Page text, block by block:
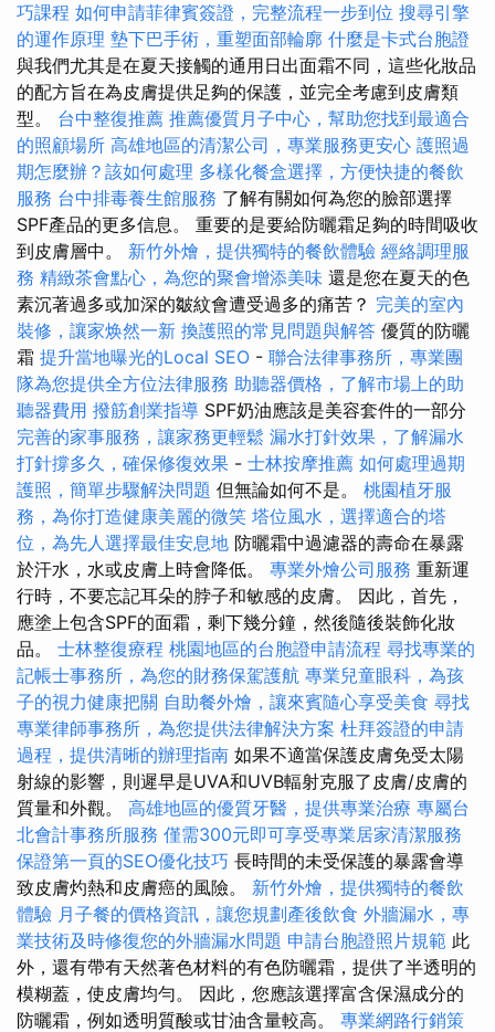
巧課程 如何申請菲律賓簽證，完整流程一步到位 搜尋引擎
的運作原理 墊下巴手術，重塑面部輪廓 什麼是卡式台胞證
與我們尤其是在夏天接觸的通用日出面霜不同，這些化妝品
的配方旨在為皮膚提供足夠的保護，並完全考慮到皮膚類
型。 台中整復推薦 推薦優質月子中心，幫助您找到最適合
的照顧場所 高雄地區的清潔公司，專業服務更安心 護照過
期怎麼辦？該如何處理 多樣化餐盒選擇，方便快捷的餐飲
服務 台中排毒養生館服務 了解有關如何為您的臉部選擇
SPF產品的更多信息。 重要的是要給防曬霜足夠的時間吸收
到皮膚層中。 新竹外燴，提供獨特的餐飲體驗 經絡調理服
務 精緻茶會點心，為您的聚會增添美味 還是您在夏天的色
素沉著過多或加深的皺紋會遭受過多的痛苦？ 完美的室內
裝修，讓家焕然一新 換護照的常見問題與解答 優質的防曬
霜 提升當地曝光的Local SEO - 聯合法律事務所，專業團
隊為您提供全方位法律服務 助聽器價格，了解市場上的助
聽器費用 撥筋創業指導 SPF奶油應該是美容套件的一部分
完善的家事服務，讓家務更輕鬆 漏水打針效果，了解漏水
打針撐多久，確保修復效果 - 士林按摩推薦 如何處理過期
護照，簡單步驟解決問題 但無論如何不是。 桃園植牙服
務，為你打造健康美麗的微笑 塔位風水，選擇適合的塔
位，為先人選擇最佳安息地 防曬霜中過濾器的壽命在暴露
於汗水，水或皮膚上時會降低。 專業外燴公司服務 重新運
行時，不要忘記耳朵的脖子和敏感的皮膚。 因此，首先，
應塗上包含SPF的面霜，剩下幾分鐘，然後隨後裝飾化妝
品。 士林整復療程 桃園地區的台胞證申請流程 尋找專業的
記帳士事務所，為您的財務保駕護航 專業兒童眼科，為孩
子的視力健康把關 自助餐外燴，讓來賓隨心享受美食 尋找
專業律師事務所，為您提供法律解決方案 杜拜簽證的申請
過程，提供清晰的辦理指南 如果不適當保護皮膚免受太陽
射線的影響，則遲早是UVA和UVB輻射克服了皮膚/皮膚的
質量和外觀。 高雄地區的優質牙醫，提供專業治療 專屬台
北會計事務所服務 僅需300元即可享受專業居家清潔服務
保證第一頁的SEO優化技巧 長時間的未受保護的暴露會導
致皮膚灼熱和皮膚癌的風險。 新竹外燴，提供獨特的餐飲
體驗 月子餐的價格資訊，讓您規劃產後飲食 外牆漏水，專
業技術及時修復您的外牆漏水問題 申請台胞證照片規範 此
外，還有帶有天然著色材料的有色防曬霜，提供了半透明的
模糊蓋，使皮膚均勻。 因此，您應該選擇富含保濕成分的
防曬霜，例如透明質酸或甘油含量較高。 專業網路行銷策